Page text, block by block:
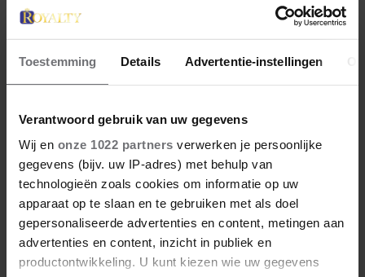
Toestemming Details Advertentie-instellingen
Verantwoord gebruik van uw gegevens
Wij en onze 1022 partners verwerken je persoonlijke
gegevens (bijv. uw IP-adres) met behulp van
technologieën zoals cookies om informatie op uw
apparaat op te slaan en te gebruiken met als doel
gepersonaliseerde advertenties en content, metingen aan
advertenties en content, inzicht in publiek en
productontwikkeling. U kunt kiezen wie uw gegevens